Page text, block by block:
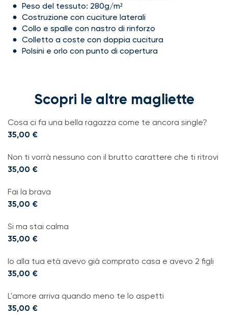
Peso del tessuto: 280g/m²
Costruzione con cuciture laterali
Collo e spalle con nastro di rinforzo
Colletto a coste con doppia cucitura
Polsini e orlo con punto di copertura
Scopri le altre magliette
Cosa ci fa una bella ragazza come te ancora single?
35,00 €
Non ti vorrà nessuno con il brutto carattere che ti ritrovi
35,00 €
Fai la brava
35,00 €
Si ma stai calma
35,00 €
Io alla tua età avevo già comprato casa e avevo 2 figli
35,00 €
L'amore arriva quando meno te lo aspetti
35,00 €